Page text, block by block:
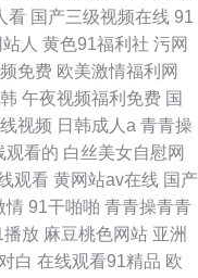
看 国产三级视频在线 91
人 黄色91福利社 污网
免费 欧美激情福利网
午夜视频福利免费 国
视频 日韩成人a 青青操
观看的 白丝美女自慰网
观看 黄网站av在线 国产
情 91干啪啪 青青操青青
播放 麻豆桃色网站 亚洲
白 在线观看91精品 欧